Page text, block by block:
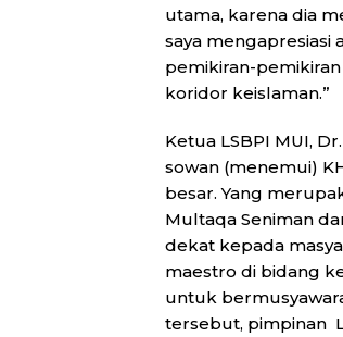
utama, karena dia
saya mengapresiasi
pemikiran-
koridor keislaman.”
Ketua LSBPI MUI,
sowan (menemui)
besar. Yang
Multaqa Seniman
dekat kepada
maestro di bidang
untuk
tersebut, pimpinan